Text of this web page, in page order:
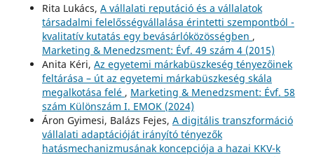
Rita Lukács, A vállalati reputáció és a vállalatok
társadalmi felelősségvállalása érintetti szempontból -
kvalitatív kutatás egy bevásárlóközösségben ,
Marketing & Menedzsment: Évf. 49 szám 4 (2015)
Anita Kéri, Az egyetemi márkabüszkeség tényezőinek
feltárása – út az egyetemi márkabüszkeség skála
megalkotása felé , Marketing & Menedzsment: Évf. 58
szám Különszám I. EMOK (2024)
Áron Gyimesi, Balázs Fejes, A digitális transzformáció
vállalati adaptációját irányító tényezők
hatásmechanizmusának koncepciója a hazai KKV-k